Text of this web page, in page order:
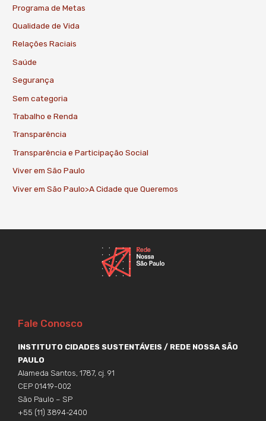
Programa de Metas
Qualidade de Vida
Relações Raciais
Saúde
Segurança
Sem categoria
Trabalho e Renda
Transparência
Transparência e Participação Social
Viver em São Paulo
Viver em São Paulo>A Cidade que Queremos
Fale Conosco
INSTITUTO CIDADES SUSTENTÁVEIS / REDE NOSSA SÃO
PAULO
Alameda Santos, 1787, cj. 91
CEP 01419-002
São Paulo – SP
+55 (11) 3894-2400